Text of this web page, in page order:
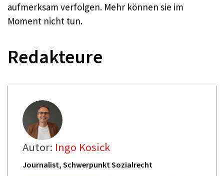
aufmerksam verfolgen. Mehr können sie im
Moment nicht tun.
Redakteure
Autor: Ingo Kosick
Journalist, Schwerpunkt Sozialrecht